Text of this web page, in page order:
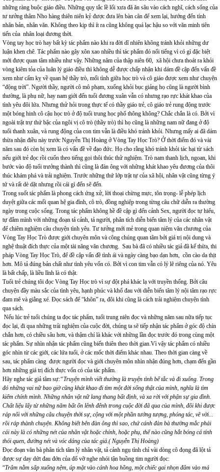
những ràng buộc giáo điều. Những quy tắc lề lối xưa đã ăn sâu vào cách nghĩ, cách sống của
tư tưởng thâm Nho hàng thiên niên kỷ được đưa lên bàn cân để xem lại, hướng đến tính
nhân bản, nhân văn. Không theo kịp thì ít ra cũng không quá lạc hậu so với văn minh tiên
tiến của nhân loại đương thời.
Vòng tay học trò hay bất kỳ tác phẩm nào khi ra đời dĩ nhiên không tránh khỏi những dư
luận khen chê. Tác phẩm nào gây xôn xao nhiều thì tác phẩm đó nổi tiếng vì có gì đặc biệt
mới được quan tâm nhiều như vậy. Những năm của thập niên 60, xã hội chưa thoát ra khỏi
vòng kiêm tỏa của luân lý giáo điều thì không dễ được chấp nhận khi dám đề cập đến vấn đề
xem như cấm kỵ về quan hệ thầy trò, mối tình giữa học trò và cô giáo được xem như chuyện
“động trời”. Người thầy, người cô mô phạm, xuống khỏi bục giảng họ cũng là người bình
thường, là phụ nữ, hay nam giới đến tuổi đương xuân vẫn có nhưng rạo rực khát khao của
tình yêu đôi lứa. Nhưng thử hỏi trong thực tế có thầy giáo trẻ, cô giáo trẻ rung động trước
một bóng hinh cô cậu học trò ở độ tuổi trung học phổ thông không? Chắc chắn là có. Bởi vì
ngoài trật trự thứ bậc của ngôi vị cô trò (thầy trò) thì họ cũng là những nam nữ đang ở độ
tuổi thanh xuân, và rung động của con tim vẫn là điều khó tránh khỏi. Nhưng mấy ai đã dám
thừa nhận điều này trước Nguyễn Thị Hoàng ở Vòng Tay Học Trò? Ở thời điểm đó và vài
năm sau đó còn bị xem là có vấn đề về đạo đức. Họ cho rằng khó tránh khỏi tác hại từ sách
nếu giới trẻ đọc rồi cuốn theo tiếng gọi thôi thúc thử nghiệm. Trò nam thanh lịch, ngoan, khi
bước vào độ tuổi trưởng thành thì cũng là đàn ông với những khát khao yêu đương của thôi
thúc khám phá và trải nghiệm. Trước những thứ lớp trật tự của xã hội, nhân vật cũng từng ý
tứ và rất dè dặt nhưng rồi cái gì đến sẽ đến.
Trong suốt tác phẩm là phong cách ứng xử, lời thoại chừng mực, tôn trọng- lễ phép lịch
duyệt giữa các mối quan hệ gia đình, cô trò, đồng nghiệp trong từng câu chữ diễn ra thường
ngày trong cuộc sống. Trong tác phẩm không hề đề cập gì đến cảnh Sex, người đọc tự hiểu,
tự đắm mình với những đoạn tả cảnh, tả người, phân tích diễn biến tâm lý của các nhân vật
để chiêm nghiệm câu chuyện tình yêu. Tư tưởng mới mẻ trong quan niệm văn chương của
Vòng Tay Học Trò được giới chuyên môn và công chúng quan tâm bởi giá trị nội dung và
nghệ thuật đích thực của một tài năng văn chương. Sau bà đã có nhiều tác giả đã kế thừa, thi
pháp Vòng Tay Học Trò, để đề cập vấn đề tình ái và ngày càng bạo dạn hơn, cồn cào da thịt
hơn. Mô tả đúng bản chất như tình yêu vốn có. Bởi vì con tim vẫn có lý lẽ riêng của nó. Yêu
là bất chấp, là liều lĩnh là có thật.
Tuổi trẻ chúng tôi đọc Vòng Tay Học trò vì sự đột phá khác lạ với truyền thống. Bởi câu
chuyện đầy màu sắc của tình yêu, hạnh phúc và khổ đau với diễn biến tâm lý nội tâm rạo rực
đam mê và giằng xé. Đọc sách để “khôn” ra, đôi khi cũng là cách trải nghiệm chuyện tình
qua sách.
Nếu lúc trẻ tuổi chúng ta đọc tác phẩm, tuổi trung niên đọc và những năm sau nữa tiếp tục
đọc lại, đi qua những trải nghiệm của cuộc đời, chúng ta sẽ tiếp nhận tác phẩm ở góc độ chín
chắn hơn, có chiều sâu hơn, và thậm chí là khác với những lần đọc trước đó trong cùng một
tác phẩm. Sự nhìn nhận tác phẩm cũng biến thiên theo thời gian.Vì vậy tác phẩm có nhiều
góc nhìn từ các giới, các lứa tuổi, ở các mốc thời điểm khác nhau. Theo thời gian càng về
sau, tác phẩm càng được người đọc và giới chuyên môn nhìn nhận đúng hơn, chạm đến gần
hơn những giá trị đích thực vốn có của tác phẩm.
Hãy nghe tác giả tâm sự:“Truyện mình viết thường là truyện tình bế tắc và đi xuống. Trong
đó những vai nữ bao giờ cũng khát khao đi tìm một đời sống thật của mình, nghĩa là tìm
kiếm chính mình. Những nhân vật nữ lang thang bất định, và xa rời với phận sự gia đình.
Chất liệu lấy từ những năm bất ổn lênh đênh trong cuộc đời đã qua của mình, đôi khi được
ráp nối với những câu chuyện thời sự, cộng với một phần tưởng tượng, phóng tác, vẽ vời...
rồi ráp thành chuyện. Không biết bên đàn ông thì sao, chứ cánh đàn bà thường mắc phải
cái này là có những nét của nhân vật hoặc chính, hoặc phụ, thế nào cũng hắt bóng cá tính
thói quen, đường nét và vóc dáng của tác giả.( Nguyễn Thị Hoàng)
Đọc đoạn văn bà phân tích tâm lý nhân vật, tả cảnh ngụ tình chỉ vài dòng cô đọng đã lột tả
được sự day dứt đau đớn của đổ vỡ nghe nhói tận buồng tim người đọc:
“Trâm nằm sấp xuống nệm, úp mặt vào cánh hoa hồng, một chiếc gai nhọn đâm vào má